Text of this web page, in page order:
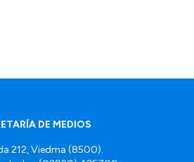
DE MEDIOS
212, Viedma (8500).